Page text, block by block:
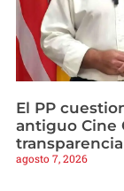
El PP
antiguo Cine
transparencia
agosto 7, 2026